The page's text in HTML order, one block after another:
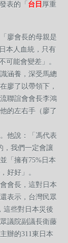
表的「 台日 厚重
廖會長的母親是
本人血統，只有
可能會變差」。
涵養，深受馬總
廖了以帶領下，
聯誼會會長李鴻
他的左右手（廖了
他說：「馮代表
，我們一定會讓
「擁有75%日本
好好」。
會長，這對日本
表示，台灣民眾
這些對日本災後
議院副議長衛藤
辦的311東日本